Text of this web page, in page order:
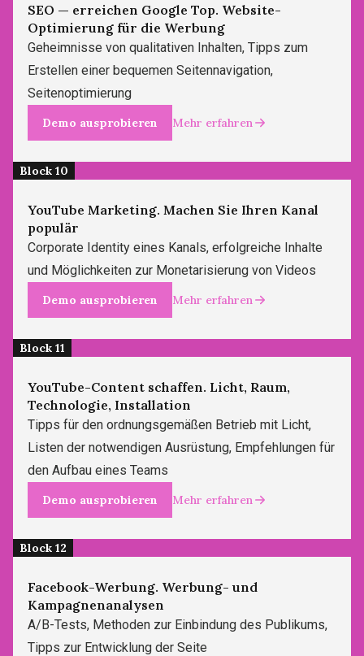
SEO — erreichen Google Top. Website-
Optimierung für die Werbung
Geheimnisse von qualitativen Inhalten, Tipps zum
Erstellen einer bequemen Seitennavigation,
Seitenoptimierung
Demo ausprobieren Mehr erfahren
Block 10
YouTube Marketing. Machen Sie Ihren Kanal
populär
Corporate Identity eines Kanals, erfolgreiche Inhalte
und Möglichkeiten zur Monetarisierung von Videos
Demo ausprobieren Mehr erfahren
Block 11
YouTube-Content schaffen. Licht, Raum,
Technologie, Installation
Tipps für den ordnungsgemäßen Betrieb mit Licht,
Listen der notwendigen Ausrüstung, Empfehlungen für
den Aufbau eines Teams
Demo ausprobieren Mehr erfahren
Block 12
Facebook-Werbung. Werbung- und
Kampagnenanalysen
A/B-Tests, Methoden zur Einbindung des Publikums,
Tipps zur Entwicklung der Seite